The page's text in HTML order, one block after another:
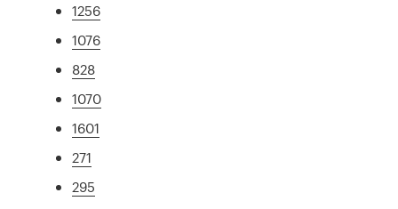
1256
1076
828
1070
1601
271
295